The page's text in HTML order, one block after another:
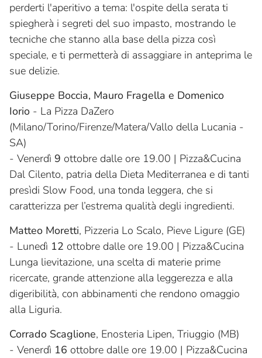
perderti l'aperitivo a tema: l'ospite della serata ti
spiegherà i segreti del suo impasto, mostrando le
tecniche che stanno alla base della pizza così
speciale, e ti permetterà di assaggiare in anteprima le
sue delizie.
Giuseppe Boccia, Mauro Fragella e Domenico
Iorio - La Pizza DaZero
(Milano/Torino/Firenze/Matera/Vallo della Lucania -
SA)
- Venerdì 9 ottobre dalle ore 19.00 | Pizza&Cucina
Dal Cilento, patria della Dieta Mediterranea e di tanti
presìdi Slow Food, una tonda leggera, che si
caratterizza per l’estrema qualità degli ingredienti.
Matteo Moretti, Pizzeria Lo Scalo, Pieve Ligure (GE)
- Lunedì 12 ottobre dalle ore 19.00 | Pizza&Cucina
Lunga lievitazione, una scelta di materie prime
ricercate, grande attenzione alla leggerezza e alla
digeribilità, con abbinamenti che rendono omaggio
alla Liguria.
Corrado Scaglione, Enosteria Lipen, Triuggio (MB)
- Venerdì 16 ottobre dalle ore 19.00 | Pizza&Cucina